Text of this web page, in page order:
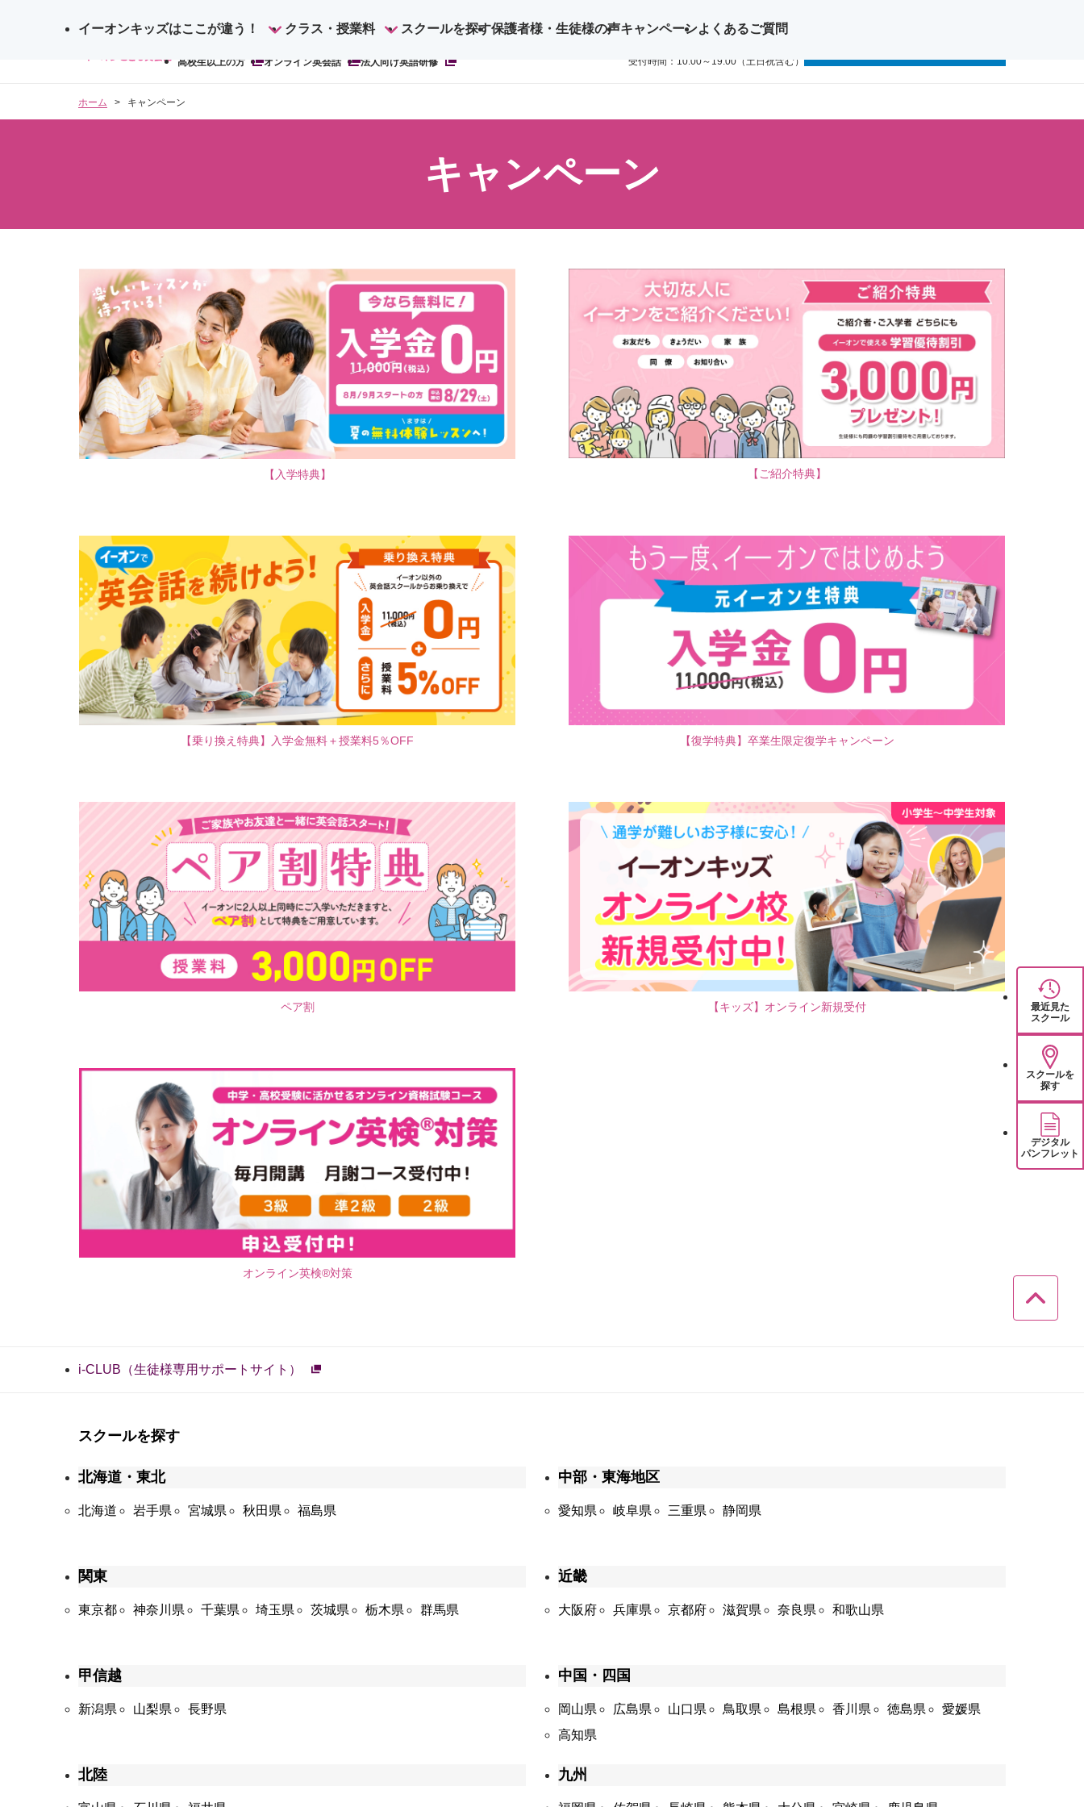
サ
ト
検
索
高校生以上の方 オンライン英会話 法人向け英語研修
ご予約・お問い合わせ
受付時間：10:00～19:00（土日祝含む）
イーオンキッズはここが違う！ クラス・授業料 スクールを探す保護者様・生徒様の声キャンペーンよくあるご質問
最近見た
スクール
スクールを
探す
デジタル
パンフレット
ホーム キャンペーン
キャンペーン
【入学特典】 【ご紹介特典】
【乗り換え特典】入学金無料＋授業料5％OFF 【復学特典】卒業生限定復学キャンペーン
ペア割 【キッズ】オンライン新規受付
オンライン英検®対策
i-CLUB（生徒様専用サポートサイト）
スクールを探す
北海道・東北
北海道 岩手県 宮城県 秋田県 福島県
関東
東京都 神奈川県 千葉県 埼玉県 茨城県 栃木県 群馬県
甲信越
新潟県 山梨県 長野県
北陸
中部・東海地区
愛知県 岐阜県 三重県 静岡県
近畿
大阪府 兵庫県 京都府 滋賀県 奈良県 和歌山県
中国・四国
岡山県 広島県 山口県 鳥取県 島根県 香川県 徳島県
愛媛県
高知県
九州